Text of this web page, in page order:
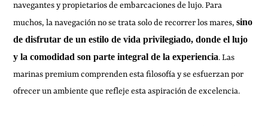
navegantes y propietarios de embarcaciones de lujo. Para
muchos, la navegación no se trata solo de recorrer los mares,sino
de disfrutar de un estilo de vida privilegiado, donde el lujo
y la comodidad son parte integral de la experiencia. Las
marinas premium comprenden esta filosofía y se esfuerzan por
ofrecer un ambiente que refleje esta aspiración de excelencia.